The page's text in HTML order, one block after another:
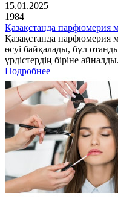
15.01.2025
1984
Қазақстанда парфюмерия
Қазақстанда парфюмерия
өсуі байқалады, бұл
үрдістердің біріне
Подробнее